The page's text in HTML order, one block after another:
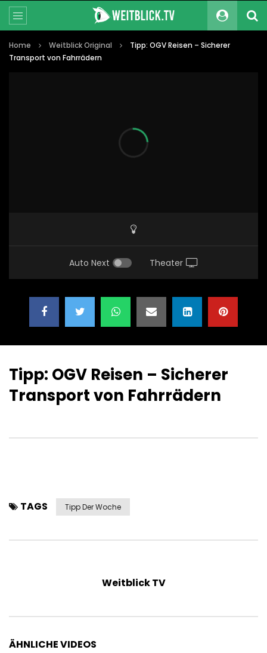
Home Weitblick Original
Tipp: OGV Reisen – Sicherer
Transport von Fahrrädern
Auto Next Theater
Tipp: OGV Reisen – Sicherer
Transport von Fahrrädern
TAGS Tipp Der Woche
Weitblick TV
ÄHNLICHE VIDEOS